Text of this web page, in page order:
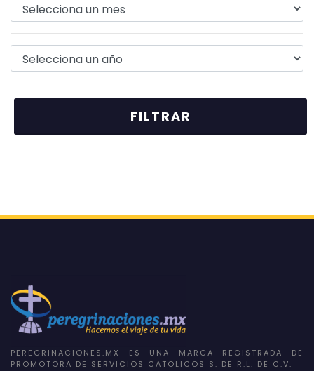
PEREGRINACIONES.MX ES UNA MARCA REGISTRADA DE
PROMOTORA DE SERVICIOS CATOLICOS S. DE R.L. DE C.V.